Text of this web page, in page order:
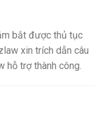
bắt được thủ tục
xin trích dẫn câu
hỗ trợ thành công.